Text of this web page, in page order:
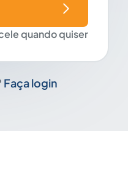
quando quiser
Faça login